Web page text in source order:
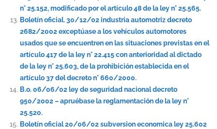
n° 25.152, modificado por el artículo 48 de la ley n° 25.565.
Boletín oficial. 30/12/02 industria automotriz decreto
2682/2002 exceptúase a los vehículos automotores
usados que se encuentren en las situaciones previstas en el
artículo 417 de la ley n° 22.415 con anterioridad al dictado
de la ley n° 25.603, de la prohibición establecida en el
artículo 37 del decreto n° 660/2000.
B.o. 06/06/02 ley de seguridad nacional decreto
950/2002 – apruébase la reglamentación de la ley n°
25.520.
Boletín oficial 20/06/02 subversion economica ley 25.602